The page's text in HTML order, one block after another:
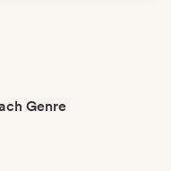
Genre